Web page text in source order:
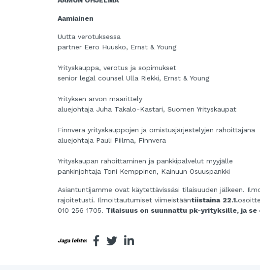
Aamiainen
Uutta verotuksessa
partner Eero Huusko, Ernst & Young
Yrityskauppa, verotus ja sopimukset
senior legal counsel Ulla Riekki, Ernst & Young
Yrityksen arvon määrittely
aluejohtaja Juha Takalo-Kastari, Suomen Yrityskaupat
Finnvera yrityskauppojen ja omistusjärjestelyjen rahoittajana
aluejohtaja Pauli Piilma, Finnvera
Yrityskaupan rahoittaminen ja pankkipalvelut myyjälle
pankinjohtaja Toni Kemppinen, Kainuun Osuuspankki
Asiantuntijamme ovat käytettävissäsi tilaisuuden jälkeen.
rajoitetusti. Ilmoittautumiset viimeistääntiistaina 22.1.
010 256 1705. Tilaisuus on suunnattu pk-yrityksille, ja se
Jaga lehte: